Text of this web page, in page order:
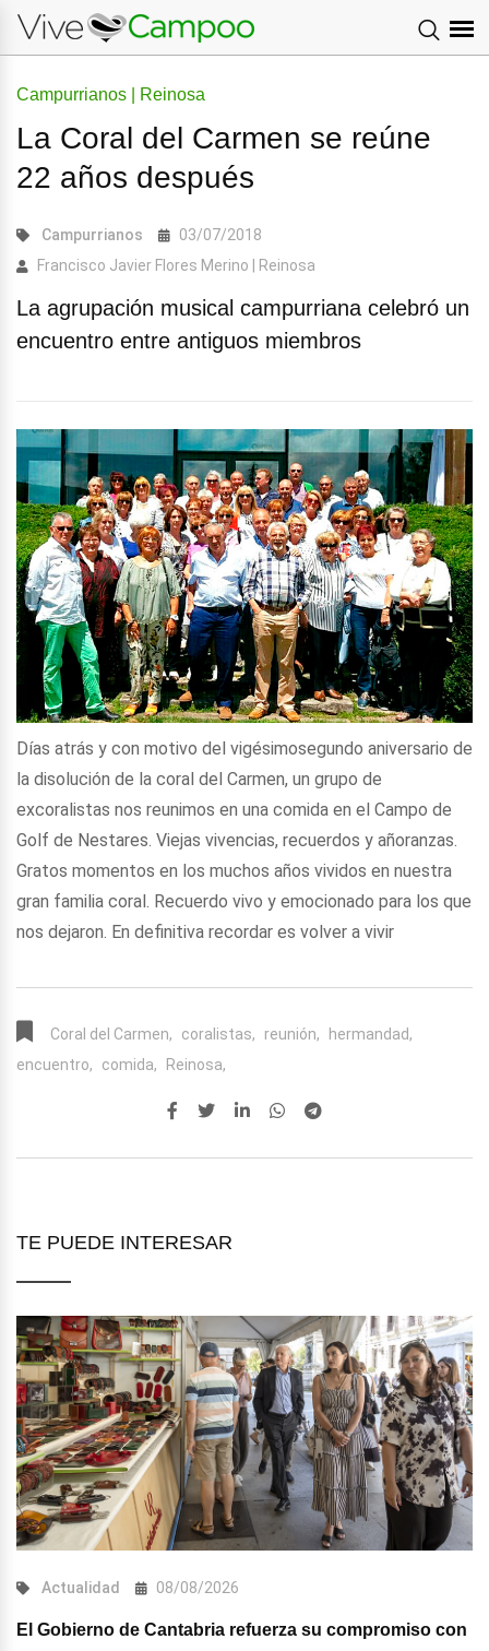
Campurrianos | Reinosa
La Coral del Carmen se reúne
22 años después
Campurrianos
03/07/2018
Francisco Javier Flores Merino | Reinosa
La agrupación musical campurriana celebró un
encuentro entre antiguos miembros
Días atrás y con motivo del vigésimosegundo aniversario de
la disolución de la coral del Carmen, un grupo de
excoralistas nos reunimos en una comida en el Campo de
Golf de Nestares. Viejas vivencias, recuerdos y añoranzas.
Gratos momentos en los muchos años vividos en nuestra
gran familia coral. Recuerdo vivo y emocionado para los que
nos dejaron. En definitiva recordar es volver a vivir
Coral del Carmen, coralistas, reunión,
hermandad,
encuentro,
comida, Reinosa,
TE PUEDE INTERESAR
Actualidad 08/08/2026
El Gobierno de Cantabria refuerza su compromiso con